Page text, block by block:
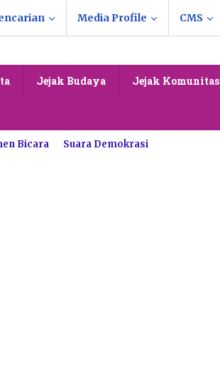
Media Profile CMS
Jejak Budaya Jejak Komunitas
Bicara Suara Demokrasi